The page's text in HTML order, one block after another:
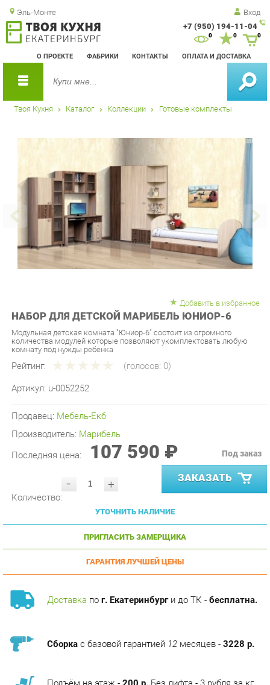
Эль-Монте Вход
+7 (950) 194-11-04
О ПРОЕКТЕ ФАБРИКИ КОНТАКТЫ ОПЛАТА И ДОСТАВКА
0 0
Твоя Кухня Каталог Коллекции Готовые комплекты
НАБОР ДЛЯ ДЕТСКОЙ МАРИБЕЛЬ ЮНИОР-6
Модульная детская комната "Юниор-6" состоит из огромного
количества модулей которые позволяют укомплектовать любую
комнату под нужды ребенка
Рейтинг:
Артикул: u-0052252
Производитель:Марибель
Последняя цена:
107 590 ₽
- ЗАКАЗАТЬ
УТОЧНИТЬ НАЛИЧИЕ
ПРИГЛАСИТЬ ЗАМЕРЩИКА
ГАРАНТИЯ ЛУЧШЕЙ ЦЕНЫ
Доставкапог. Екатеринбурги до ТК -бесплатна.